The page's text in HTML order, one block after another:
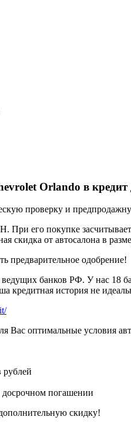
Orlando в кредит
проверку и
его покупке
скидка от автосалона в
предварительное одобрение!
ведущих банков РФ. У нас 18
кредитная история не
Вас оптимальные условия
рублей
досрочном погашении
скидку!